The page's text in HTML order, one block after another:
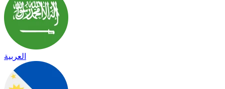
العربية